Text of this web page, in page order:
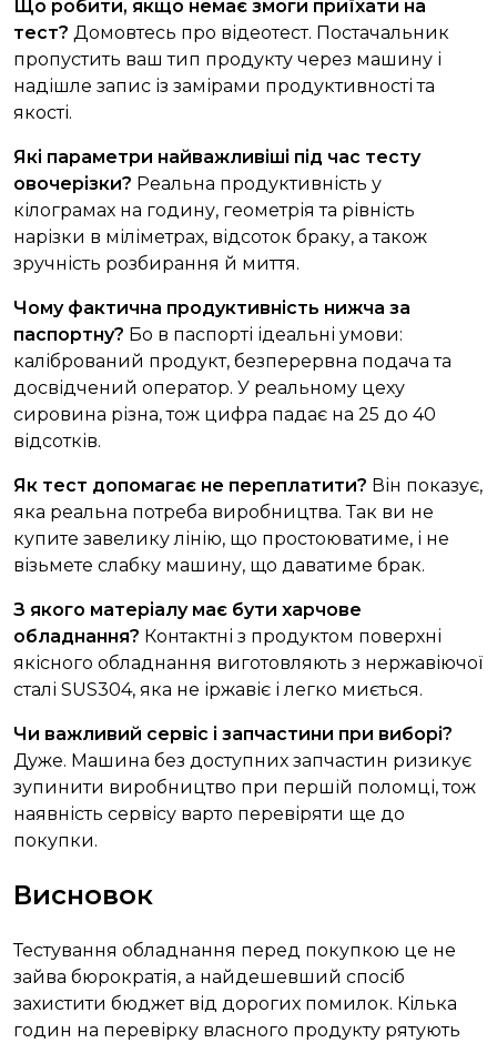
Що робити, якщо немає змоги приїхати на
тест? Домовтесь про відеотест. Постачальник
пропустить ваш тип продукту через машину і
надішле запис із замірами продуктивності та
якості.
Які параметри найважливіші під час тесту
овочерізки? Реальна продуктивність у
кілограмах на годину, геометрія та рівність
нарізки в міліметрах, відсоток браку, а також
зручність розбирання й миття.
Чому фактична продуктивність нижча за
паспортну? Бо в паспорті ідеальні умови:
калібрований продукт, безперервна подача та
досвідчений оператор. У реальному цеху
сировина різна, тож цифра падає на 25 до 40
відсотків.
Як тест допомагає не переплатити? Він показує,
яка реальна потреба виробництва. Так ви не
купите завелику лінію, що простоюватиме, і не
візьмете слабку машину, що даватиме брак.
З якого матеріалу має бути харчове
обладнання? Контактні з продуктом поверхні
якісного обладнання виготовляють з нержавіючої
сталі SUS304, яка не іржавіє і легко миється.
Чи важливий сервіс і запчастини при виборі?
Дуже. Машина без доступних запчастин ризикує
зупинити виробництво при першій поломці, тож
наявність сервісу варто перевіряти ще до
покупки.
Висновок
Тестування обладнання перед покупкою це не
зайва бюрократія, а найдешевший спосіб
захистити бюджет від дорогих помилок. Кілька
годин на перевірку власного продукту рятують